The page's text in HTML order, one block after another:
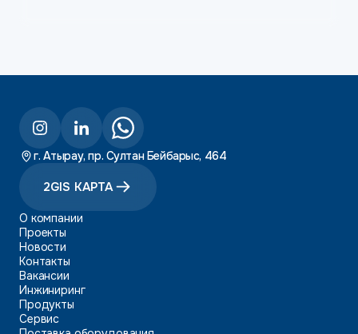
г. Атырау, пр. Султан Бейбарыс, 464
2GIS КАРТА
О компании
Проекты
Новости
Контакты
Вакансии
Инжиниринг
Продукты
Сервис